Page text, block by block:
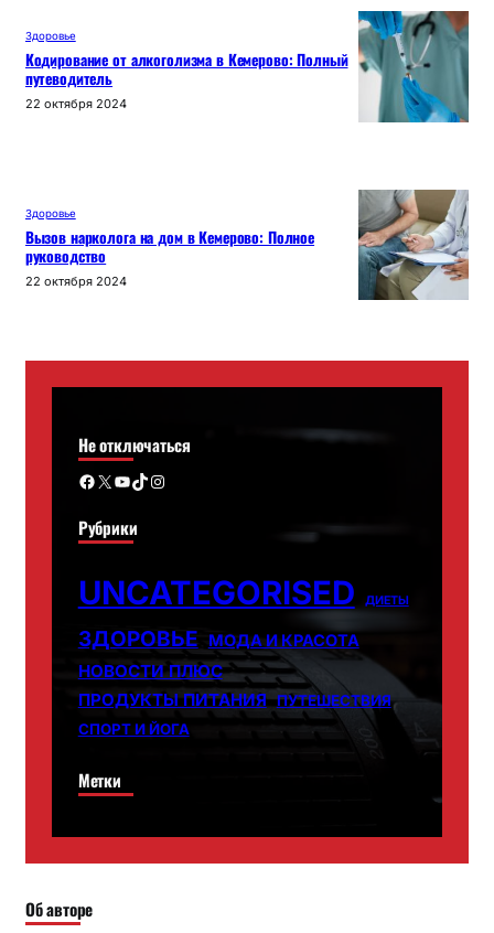
Здоровье
Кодирование от алкоголизма в Кемерово: Полный
путеводитель
22 октября 2024
Здоровье
Вызов нарколога на дом в Кемерово: Полное
руководство
22 октября 2024
Не отключаться
Facebook X YouTube TikTok Instagram
Рубрики
UNCATEGORISED ДИЕТЫ
ЗДОРОВЬЕ МОДА И КРАСОТА
НОВОСТИ ПЛЮС
ПРОДУКТЫ ПИТАНИЯ ПУТЕШЕСТВИЯ
СПОРТ И ЙОГА
Метки
Об авторе